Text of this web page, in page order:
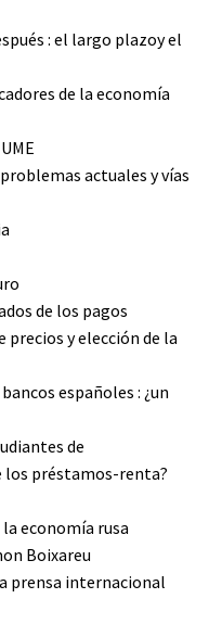
: el largo plazoy el
de la economía
actuales y vías
de los pagos
y elección de la
españoles : ¿un
de
los préstamos-renta?
economía rusa
Boixareu
prensa internacional